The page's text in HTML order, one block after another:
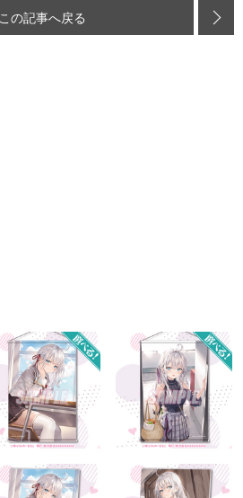
この記事へ戻る